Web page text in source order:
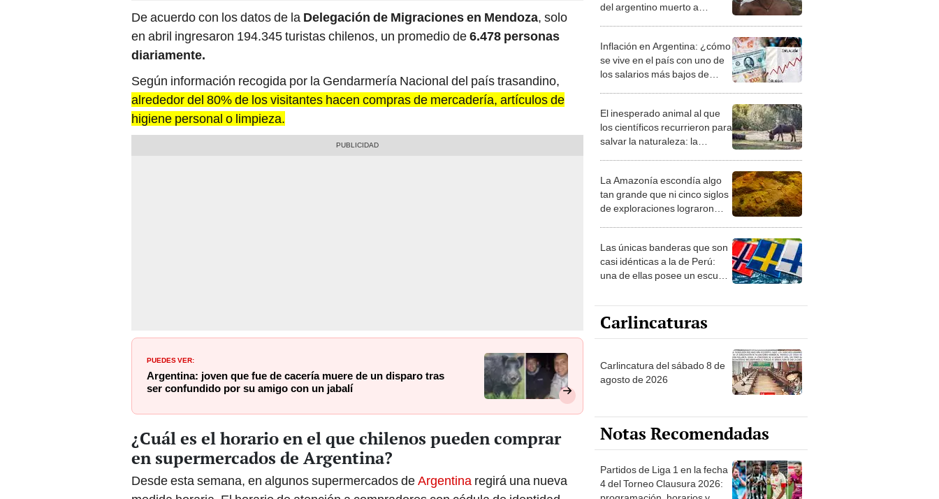
De acuerdo con los datos de la Delegación de Migraciones en Mendoza, solo
en abril ingresaron 194.345 turistas chilenos, un promedio de6.478 personas
diariamente.
Según información recogida por la Gendarmería Nacional del país trasandino,
alrededor del 80% de los visitantes hacen compras de mercadería, artículos de
higiene personal o limpieza.
PUEDES VER:
Argentina: joven que fue de cacería muere de un disparo tras
ser confundido por su amigo con un jabalí
¿Cuál es el horario en el que chilenos pueden comprar
en supermercados de Argentina?
Desde esta semana, en algunos supermercados deArgentina regirá una nueva
del argentino muerto a
Inflación en Argentina: ¿cómo
se vive en el país con uno de
los salarios más bajos de
El inesperado animal al que
los científicos recurrieron para
salvar la naturaleza: la
desierto en un paisaje con
más vida
La Amazonía escondía algo
tan grande que ni cinco siglos
de exploraciones lograron
sabía sobre su pasado
Las únicas banderas que son
casi idénticas a la de Perú:
una de ellas posee un escudo
Carlincaturas
Carlincatura del sábado 8 de
agosto de 2026
Notas Recomendadas
Partidos de Liga 1 en la fecha
4 del Torneo Clausura 2026: